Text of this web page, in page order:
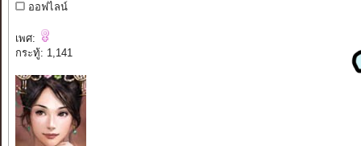
ออฟไลน์
เพศ:
กระทู้: 1,141